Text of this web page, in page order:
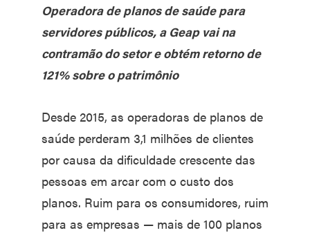
Operadora de planos de saúde para
servidores públicos, a Geap vai na
contramão do setor e obtém retorno de
121% sobre o patrimônio
Desde 2015, as operadoras de planos de
saúde perderam 3,1 milhões de clientes
por causa da dificuldade crescente das
pessoas em arcar com o custo dos
planos. Ruim para os consumidores, ruim
para as empresas — mais de 100 planos